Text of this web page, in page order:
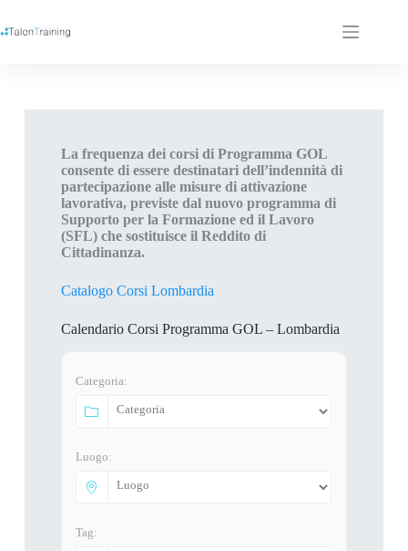
La frequenza dei corsi di Programma GOL
consente di essere destinatari dell’indennità di
partecipazione alle misure di attivazione
lavorativa, previste dal nuovo programma di
Supporto per la Formazione ed il Lavoro
(SFL) che sostituisce il Reddito di
Cittadinanza.
Catalogo Corsi Lombardia
Calendario Corsi Programma GOL – Lombardia
Categoria:
Luogo:
Tag: